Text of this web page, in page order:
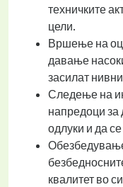
техничките
цели.
Вршење на
давање
засилат
Следење на
напредоци
одлуки и да
квалитет во